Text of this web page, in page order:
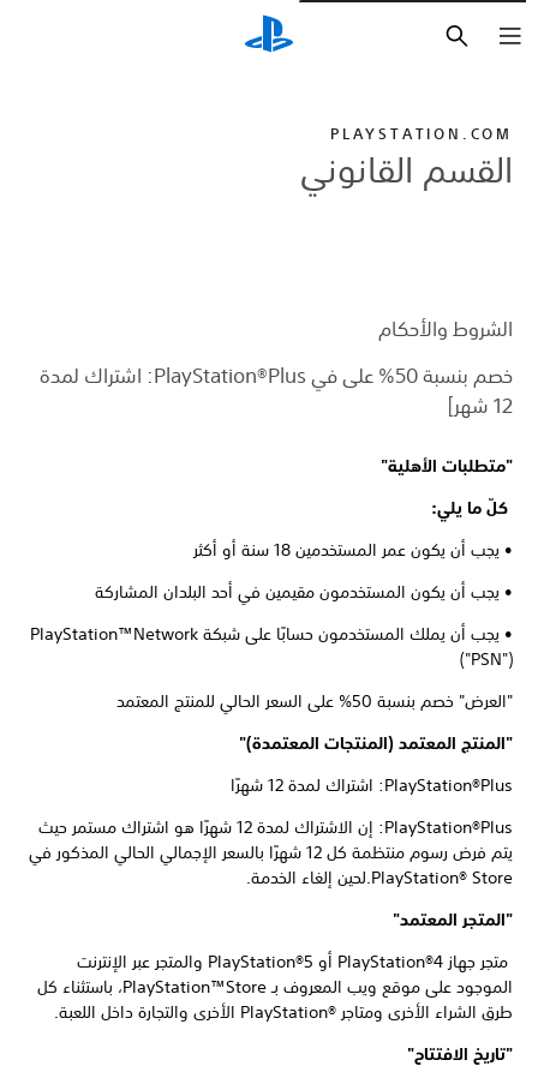
PLAYSTATION.COM
القسم القانوني
الشروط والأحكام
خصم بنسبة 50% على في PlayStation®Plus: اشتراك لمدة
12 شهر]
"متطلبات الأهلية"
كلّ ما يلي:
• يجب أن يكون عمر المستخدمين 18 سنة أو أكثر
• يجب أن يكون المستخدمون مقيمين في أحد البلدان المشاركة
• يجب أن يملك المستخدمون حسابًا على شبكة PlayStation™Network
‏("PSN")
"العرض" خصم بنسبة 50% على السعر الحالي للمنتج المعتمد
"المنتج المعتمد (المنتجات المعتمدة)"
PlayStation®Plus: اشتراك لمدة 12 شهرًا
PlayStation®Plus: إن الاشتراك لمدة 12 شهرًا هو اشتراك مستمر حيث
يتم فرض رسوم منتظمة كل 12 شهرًا بالسعر الإجمالي الحالي المذكور في
PlayStation® Store.لحين إلغاء الخدمة.
"المتجر المعتمد"
متجر جهاز PlayStation®4 أو PlayStation®5 والمتجر عبر الإنترنت
الموجود على موقع ويب المعروف بـ PlayStation™Store، باستثناء كل
طرق الشراء الأخرى ومتاجر PlayStation®‎ الأخرى والتجارة داخل اللعبة.
"تاريخ الافتتاح"